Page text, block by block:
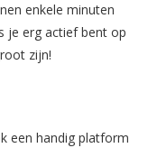
enkele minuten
je erg actief bent op
zijn!
een handig platform